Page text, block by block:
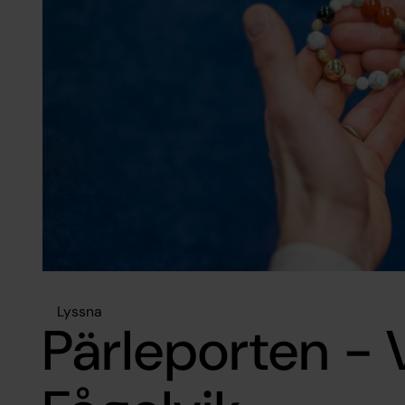
Lyssna
Pärleporten -